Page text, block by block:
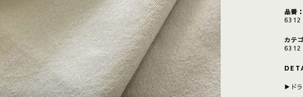
品番：
6312
カテ
6312
▶︎ドラ